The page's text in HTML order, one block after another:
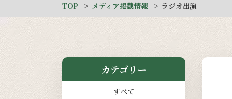
TOP メディア掲載情報 ラジオ出演
カテゴリー
すべて